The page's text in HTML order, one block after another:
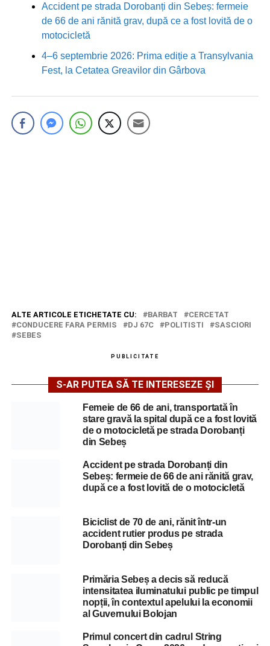
Accident pe strada Dorobanți din Sebeș: fermeie
de 66 de ani rănită grav, după ce a fost lovită de o
motocicletă
4–6 septembrie 2026: Prima ediție a Transylvania
Fest, la Cetatea Greavilor din Gârbova
ALTE ARTICOLE ETICHETATE CU: BARBAT
CERCETAT
CONDUCERE FARA PERMIS
DJ 67C POLITISTI
SASCIORI
SEBES
PUBLICITATE
S-AR PUTEA SĂ TE INTERESEZE ȘI
Femeie de 66 de ani, transportată în
stare gravă la spital după ce a fost lovită
de o motocicletă pe strada Dorobanți
din Sebeș
Accident pe strada Dorobanți din
Sebeș: fermeie de 66 de ani rănită grav,
după ce a fost lovită de o motocicletă
Biciclist de 70 de ani, rănit într-un
accident rutier produs pe strada
Dorobanți din Sebeș
Primăria Sebeș a decis să reducă
intensitatea iluminatului public pe timpul
nopții, în contextul apelului la economii
al Guvernului Bolojan
Primul concert din cadrul String